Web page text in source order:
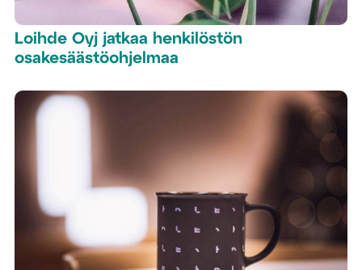
Loihde Oyj jatkaa henkilöstön
osakesäästöohjelmaa